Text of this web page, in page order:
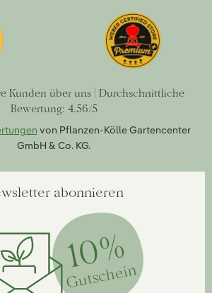
Kunden über uns | Durchschnittliche
Bewertung: 4.56/5
von Pflanzen-Kölle Gartencenter
GmbH & Co. KG.
abonnieren
10%
Gutschein